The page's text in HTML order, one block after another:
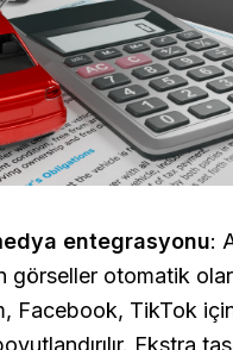
entegrasyonu:
görseller otomatik
Facebook, TikTok
Ekstra